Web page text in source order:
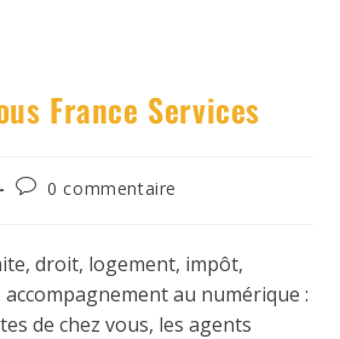
France Services
0 commentaire
droit, logement, impôt,
accompagnement au numérique :
de chez vous, les agents